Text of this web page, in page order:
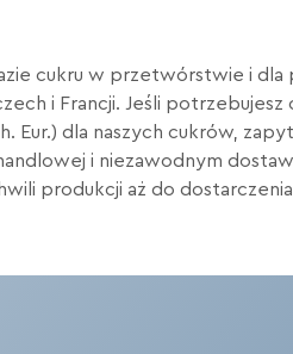
cukru w przetwórstwie i
i Francji. Jeśli
Eur.) dla naszych cukrów,
i niezawodnym
produkcji aż do